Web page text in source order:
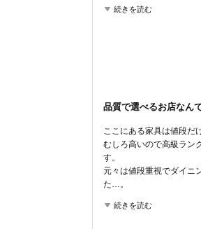
続きを読む
品質で選べるお店なん
ここにある家具は値段だ
むしろ高いので高級ラン
す。
元々は値段重視でダイニ
た…。
ショールームに置いて
続きを読む